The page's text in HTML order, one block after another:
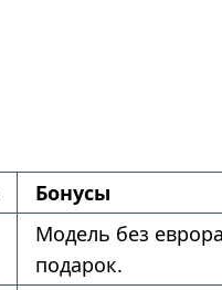
Бонусы
Модель без
подарок.